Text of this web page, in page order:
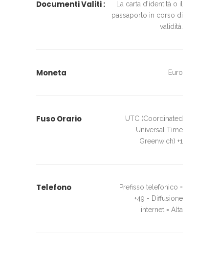
Documenti Valiti :
La carta d'identità o il
passaporto in corso di
validità.
Moneta Euro
Fuso Orario
UTC (Coordinated
Universal Time
Greenwich) +1
Telefono
Prefisso telefonico =
+49 - Diffusione
internet = Alta